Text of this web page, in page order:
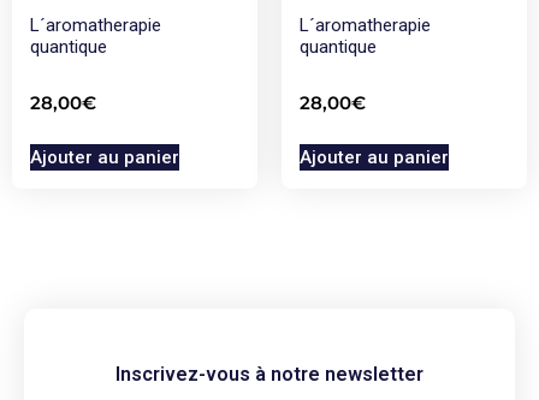
L´aromatherapie
quantique
28,00€
Ajouter au panier
L´aromatherapie
quantique
28,00€
Ajouter au panier
Inscrivez-vous à notre newsletter